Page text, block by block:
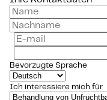
Bevorzugte Sprache
Ich interessiere mich für